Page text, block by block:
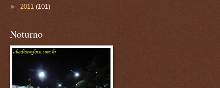
► 2011 (101)
Noturno